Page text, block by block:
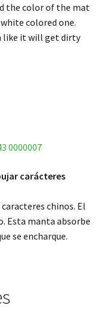
the color of the mat
colored one.
like it will get dirty
0000007
carácteres
chinos. El
Esta manta absorbe
se encharque.